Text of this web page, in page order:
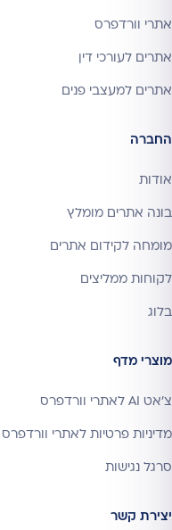
אתרי וורדפרס
אתרים לעורכי דין
אתרים למעצבי פנים
החברה
אודות
בונה אתרים מומלץ
מומחה לקידום אתרים
לקוחות ממליצים
בלוג
מוצרי מדף
צ'אט AI לאתרי וורדפרס
מדיניות פרטיות לאתרי וורדפרס
סרגל נגישות
יצירת קשר